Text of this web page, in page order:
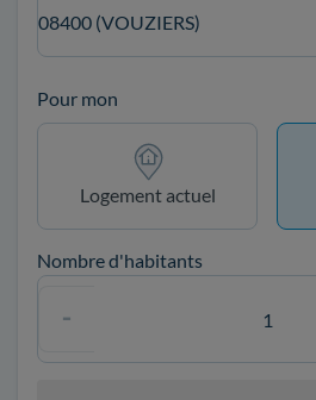
08400 (VOUZIERS)
Pour mon
Logement actuel
Nombre d'habitants